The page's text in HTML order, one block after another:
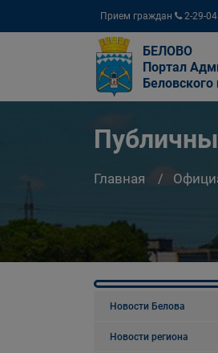
Прием граждан 2-29-04
БЕЛОВО
Портал
Беловского
Главная
Новости Белова
Новости региона